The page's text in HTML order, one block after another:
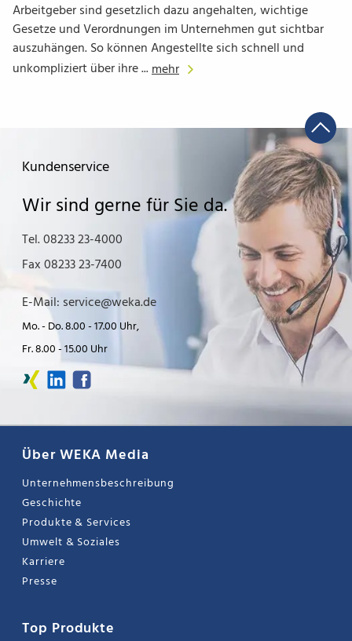
Arbeitgeber sind gesetzlich dazu angehalten, wichtige
Gesetze und Verordnungen im Unternehmen gut sichtbar
auszuhängen. So können Angestellte sich schnell und
unkompliziert über ihre ...mehr
Über WEKA Media
Unternehmensbeschreibung
Geschichte
Produkte & Services
Umwelt & Soziales
Karriere
Presse
Top Produkte
Kundenservice
Wir sind gerne für Sie da.
Tel. 08233 23-4000
Fax 08233 23-7400
E-Mail: service@weka.de
Mo. - Do. 8.00 - 17.00 Uhr,
Fr. 8.00 - 15.00 Uhr